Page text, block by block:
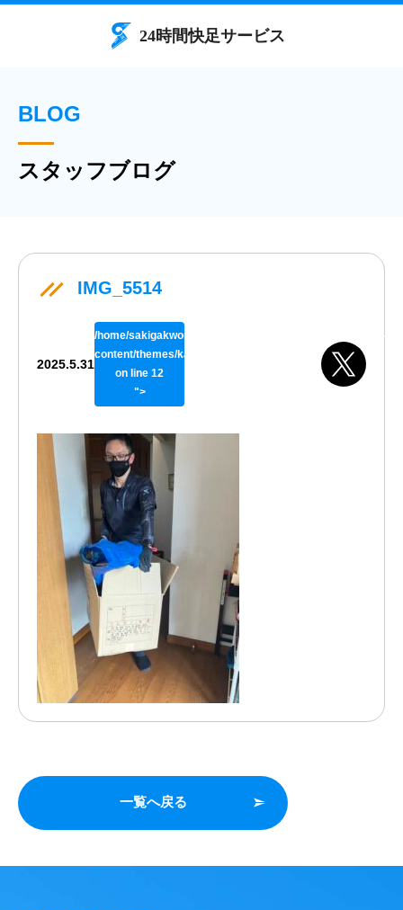
BLOG
スタッフブログ
IMG_5514
2025.5.31
/home/sakigakworks/benriya24h.com/public_html/wp/wp-
content/themes/kaisokuthemeV02/single.php
on line 12
">
一覧へ戻る